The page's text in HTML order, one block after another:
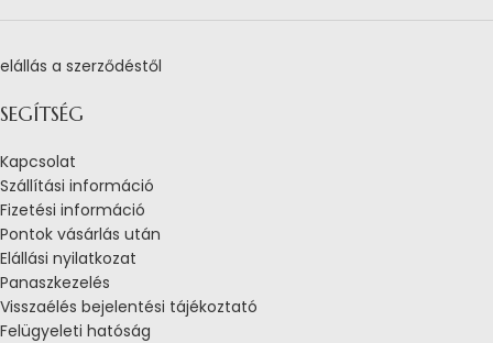
elállás a szerződéstől
SEGÍTSÉG
Kapcsolat
Szállítási információ
Fizetési információ
Pontok vásárlás után
Elállási nyilatkozat
Panaszkezelés
Visszaélés bejelentési tájékoztató
Felügyeleti hatóság